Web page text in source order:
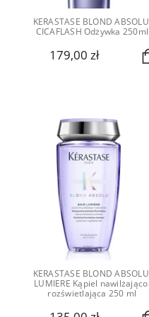
KERASTASE BLOND ABSOLU
CICAFLASH Odżywka 250ml
179,00 zł
KERASTASE BLOND ABSOLU
LUMIERE Kąpiel nawilżająco
rozświetlająca 250 ml